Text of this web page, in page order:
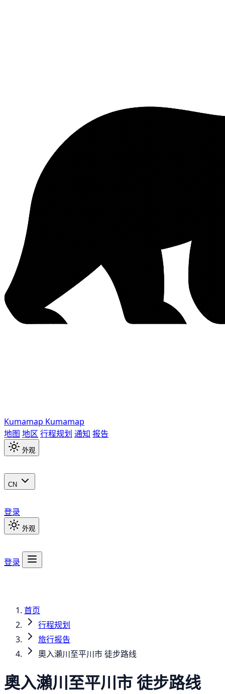
Kumamap Kumamap
地图 地区 行程规划 通知 报告
外观
CN
登录
外观
登录
首页
行程规划
旅行报告
奧入瀨川至平川市 徒步路线
奧入瀨川至平川市 徒步路线